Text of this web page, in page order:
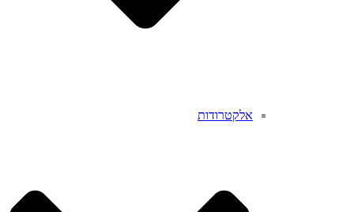
אלקטרודות